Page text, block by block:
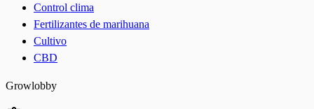
Control clima
Fertilizantes de marihuana
Cultivo
CBD
Growlobby